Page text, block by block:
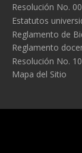
Resolución No.
Estatutos
Reglamento de
Reglamento
Resolución No.
Mapa del Sitio